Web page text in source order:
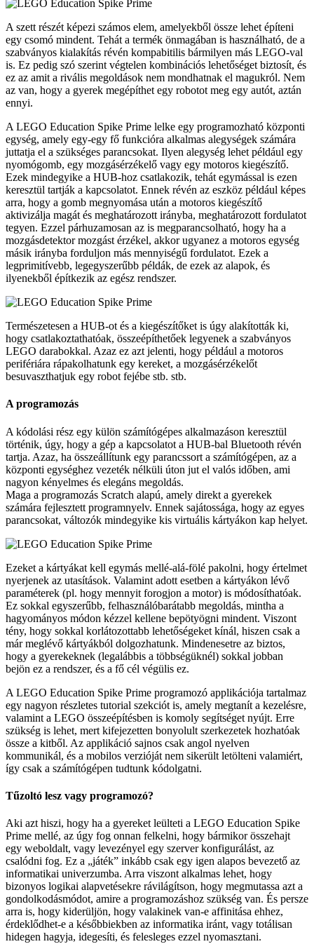
A szett részét képezi számos elem, amelyekből össze lehet építeni
egy csomó mindent. Tehát a termék önmagában is használható, de a
szabványos kialakítás révén kompabitilis bármilyen más LEGO-val
is. Ez pedig szó szerint végtelen kombinációs lehetőséget biztosít, és
ez az amit a rivális megoldások nem mondhatnak el magukról. Nem
az van, hogy a gyerek megépíthet egy robotot meg egy autót, aztán
ennyi.
A LEGO Education Spike Prime lelke egy programozható központi
egység, amely egy-egy fő funkcióra alkalmas alegységek számára
juttatja el a szükséges parancsokat. Ilyen alegység lehet például egy
nyomógomb, egy mozgásérzékelő vagy egy motoros kiegészítő.
Ezek mindegyike a HUB-hoz csatlakozik, tehát egymással is ezen
keresztül tartják a kapcsolatot. Ennek révén az eszköz például képes
arra, hogy a gomb megnyomása után a motoros kiegészítő
aktivizálja magát és meghatározott irányba, meghatározott fordulatot
tegyen. Ezzel párhuzamosan az is megparancsolható, hogy ha a
mozgásdetektor mozgást érzékel, akkor ugyanez a motoros egység
másik irányba forduljon más mennyiségű fordulatot. Ezek a
legprimitívebb, legegyszerűbb példák, de ezek az alapok, és
ilyenekből építkezik az egész rendszer.
Természetesen a HUB-ot és a kiegészítőket is úgy alakították ki,
hogy csatlakoztathatóak, összeépíthetőek legyenek a szabványos
LEGO darabokkal. Azaz ez azt jelenti, hogy például a motoros
perifériára rápakolhatunk egy kereket, a mozgásérzékelőt
besuvaszthatjuk egy robot fejébe stb. stb.
A programozás
A kódolási rész egy külön számítógépes alkalmazáson keresztül
történik, úgy, hogy a gép a kapcsolatot a HUB-bal Bluetooth révén
tartja. Azaz, ha összeállítunk egy parancssort a számítógépen, az a
központi egységhez vezeték nélküli úton jut el valós időben, ami
nagyon kényelmes és elegáns megoldás.
Maga a programozás Scratch alapú, amely direkt a gyerekek
számára fejlesztett programnyelv. Ennek sajátossága, hogy az egyes
parancsokat, változók mindegyike kis virtuális kártyákon kap helyet.
Ezeket a kártyákat kell egymás mellé-alá-fölé pakolni, hogy értelmet
nyerjenek az utasítások. Valamint adott esetben a kártyákon lévő
paraméterek (pl. hogy mennyit forogjon a motor) is módosíthatóak.
Ez sokkal egyszerűbb, felhasználóbarátabb megoldás, mintha a
hagyományos módon kézzel kellene bepötyögni mindent. Viszont
tény, hogy sokkal korlátozottabb lehetőségeket kínál, hiszen csak a
már meglévő kártyákból dolgozhatunk. Mindenesetre az biztos,
hogy a gyerekeknek (legalábbis a többségüknél) sokkal jobban
bejön ez a rendszer, és a fő cél végülis ez.
A LEGO Education Spike Prime programozó applikációja tartalmaz
egy nagyon részletes tutorial szekciót is, amely megtanít a kezelésre,
valamint a LEGO összeépítésben is komoly segítséget nyújt. Erre
szükség is lehet, mert kifejezetten bonyolult szerkezetek hozhatóak
össze a kitből. Az applikáció sajnos csak angol nyelven
kommunikál, és a mobilos verzióját nem sikerült letölteni valamiért,
így csak a számítógépen tudtunk kódolgatni.
Tűzoltó lesz vagy programozó?
Aki azt hiszi, hogy ha a gyereket leülteti a LEGO Education Spike
Prime mellé, az úgy fog onnan felkelni, hogy bármikor összehajt
egy weboldalt, vagy levezényel egy szerver konfigurálást, az
csalódni fog. Ez a „játék” inkább csak egy igen alapos bevezető az
informatikai univerzumba. Arra viszont alkalmas lehet, hogy
bizonyos logikai alapvetésekre rávilágítson, hogy megmutassa azt a
gondolkodásmódot, amire a programozáshoz szükség van. És persze
arra is, hogy kiderüljön, hogy valakinek van-e affinitása ehhez,
érdeklődhet-e a későbbiekben az informatika iránt, vagy totálisan
hidegen hagyja, idegesíti, és felesleges ezzel nyomasztani.